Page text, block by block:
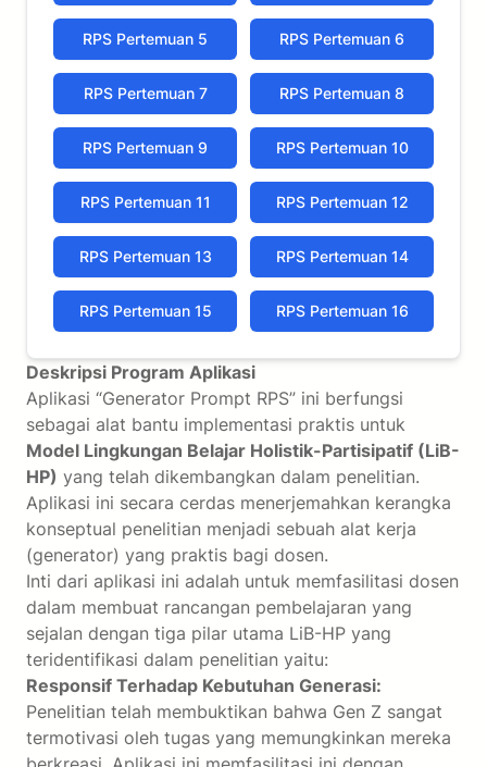
RPS Pertemuan 5 RPS Pertemuan 6
RPS Pertemuan 7 RPS Pertemuan 8
RPS Pertemuan 9 RPS Pertemuan 10
RPS Pertemuan 11 RPS Pertemuan 12
RPS Pertemuan 13 RPS Pertemuan 14
RPS Pertemuan 15 RPS Pertemuan 16
Deskripsi Program Aplikasi
Aplikasi “Generator Prompt RPS” ini berfungsi
sebagai alat bantu implementasi praktis untuk
Model Lingkungan Belajar Holistik-Partisipatif (LiB-
HP) yang telah dikembangkan dalam penelitian.
Aplikasi ini secara cerdas menerjemahkan kerangka
konseptual penelitian menjadi sebuah alat kerja
(generator) yang praktis bagi dosen.
Inti dari aplikasi ini adalah untuk memfasilitasi dosen
dalam membuat rancangan pembelajaran yang
sejalan dengan tiga pilar utama LiB-HP yang
teridentifikasi dalam penelitian yaitu:
Responsif Terhadap Kebutuhan Generasi:
Penelitian telah membuktikan bahwa Gen Z sangat
termotivasi oleh tugas yang memungkinkan mereka